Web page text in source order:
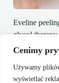
Cenimy
Używamy
wyświetlać
Eveline
glycol therapy.
18